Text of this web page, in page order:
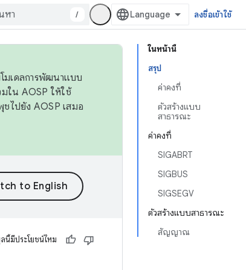
/ ลงชื่อเข้าใช้
ในหน้านี้
สรุป
ค่าคงที่
ตัวสร้างแบบ
สาธารณะ
ค่าคงที่
SIGABRT
SIGBUS
SIGSEGV
ตัวสร้างแบบสาธารณะ
สัญญาณ
มเดลการพัฒนาแบบ
ใน AOSP ให้ใช้
ไปยัง AOSP เสมอ
นี้มีประโยชน์ไหม